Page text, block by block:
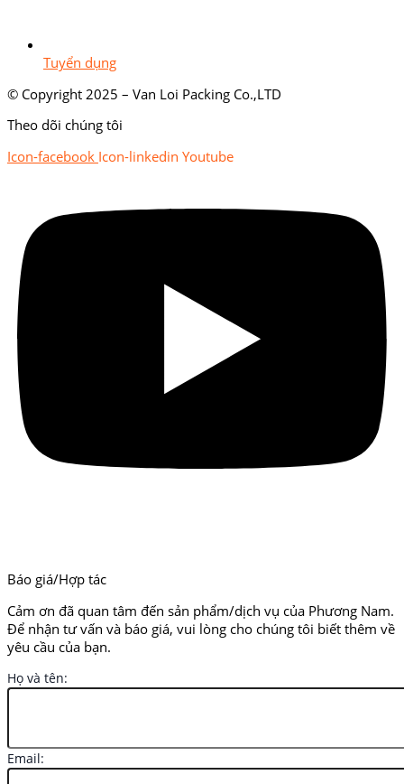
Tuyển dụng
© Copyright 2025 – Van Loi Packing Co.,LTD
Theo dõi chúng tôi
Icon-facebook Icon-linkedin Youtube
Báo giá/Hợp tác
Cảm ơn đã quan tâm đến sản phẩm/dịch vụ của Phương Nam.
Để nhận tư vấn và báo giá, vui lòng cho chúng tôi biết thêm về
yêu cầu của bạn.
Họ và tên:
Email: